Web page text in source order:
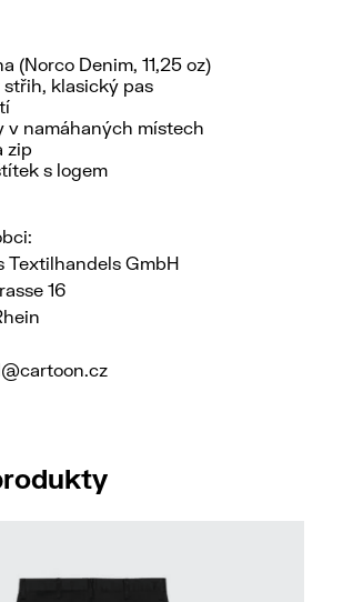
(Norco Denim, 11,25 oz)
klasický pas
v namáhaných místech
zip
s logem
Textilhandels GmbH
16